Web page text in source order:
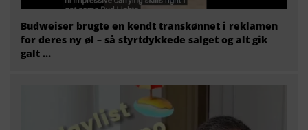
Budweiser brugte en kendt transkønnet i reklamen
for deres ny øl – så styrtdykkede salget og alt gik
galt …